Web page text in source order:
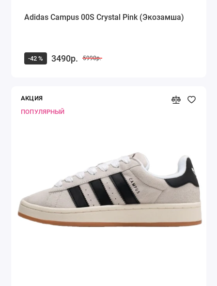
Adidas Campus 00S Crystal Pink (Экозамша)
-42 % 3490р. 5990р.
АКЦИЯ
ПОПУЛЯРНЫЙ